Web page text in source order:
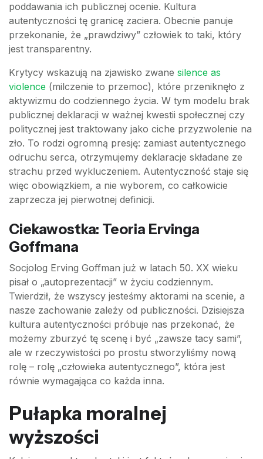
poddawania ich publicznej ocenie. Kultura
autentyczności tę granicę zaciera. Obecnie panuje
przekonanie, że „prawdziwy” człowiek to taki, który
jest transparentny.
Krytycy wskazują na zjawisko zwane silence as
violence (milczenie to przemoc), które przeniknęło z
aktywizmu do codziennego życia. W tym modelu brak
publicznej deklaracji w ważnej kwestii społecznej czy
politycznej jest traktowany jako ciche przyzwolenie na
zło. To rodzi ogromną presję: zamiast autentycznego
odruchu serca, otrzymujemy deklaracje składane ze
strachu przed wykluczeniem. Autentyczność staje się
więc obowiązkiem, a nie wyborem, co całkowicie
zaprzecza jej pierwotnej definicji.
Ciekawostka: Teoria Ervinga
Goffmana
Socjolog Erving Goffman już w latach 50. XX wieku
pisał o „autoprezentacji” w życiu codziennym.
Twierdził, że wszyscy jesteśmy aktorami na scenie, a
nasze zachowanie zależy od publiczności. Dzisiejsza
kultura autentyczności próbuje nas przekonać, że
możemy zburzyć tę scenę i być „zawsze tacy sami”,
ale w rzeczywistości po prostu stworzyliśmy nową
rolę – rolę „człowieka autentycznego”, która jest
równie wymagająca co każda inna.
Pułapka moralnej
wyższości